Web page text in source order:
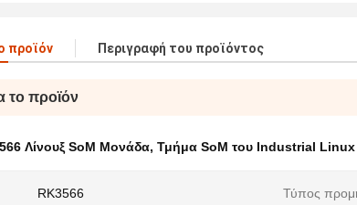
προϊόν Περιγραφή του προϊόντος
το προϊόν
Λίνουξ SoM Μονάδα, Τμήμα SoM του Industrial Linux
RK3566 Τύπος